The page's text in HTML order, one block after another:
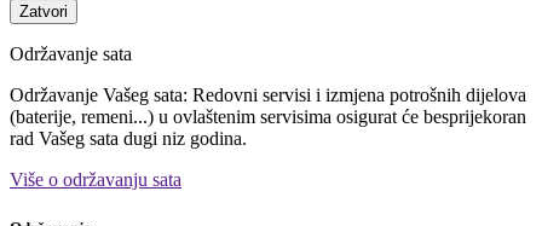
Zatvori
Održavanje sata
Održavanje Vašeg sata: Redovni servisi i izmjena potrošnih dijelova
(baterije, remeni...) u ovlaštenim servisima osigurat će besprijekoran
rad Vašeg sata dugi niz godina.
Više o održavanju sata